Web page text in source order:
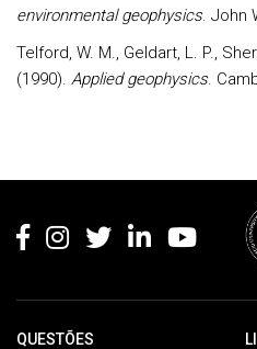
environmental geophysics. John
Telford, W. M., Geldart, L. P.,
(1990). Applied geophysics.
QUESTÕES